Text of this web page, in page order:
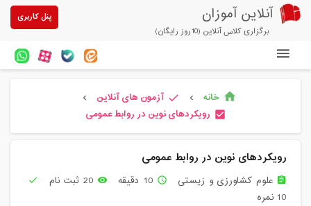
آنلاین آموزان
برگزاری کلاس آنلاین (10روز رایگان)
پنل کاربری
آزمون های آنلاین
مقالات آنلاین آموزان
خرید سرویس کلاس آنلاین
home خانه chevron_left
check آزمون های آنلاین chevron_left
check_box رویکردهای نوین در روابط عمومی
رویکردهای نوین در روابط عمومی
assignment علوم کشاورزی و زیستی access_time 10 دقیقه remove_red_eye 20 ثبت نام check
10 نمره